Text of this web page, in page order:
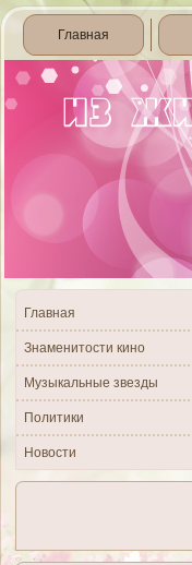
Главная
Главная
Знаменитости кино
Музыкальные звезды
Политики
Новости